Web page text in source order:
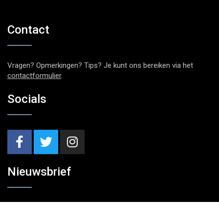
Contact
Vragen? Opmerkingen? Tips? Je kunt ons bereiken via het
contactformulier.
Socials
Nieuwsbrief